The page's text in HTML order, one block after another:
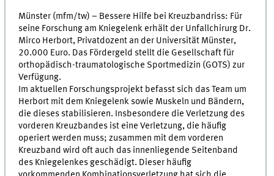
Münster (mfm/tw) – Bessere Hilfe bei Kreuzbandriss: Für
seine Forschung am Kniegelenk erhält der Unfallchirurg Dr.
Mirco Herbort, Privatdozent an der Universität Münster,
20.000 Euro. Das Fördergeld stellt die Gesellschaft für
orthopädisch-traumatologische Sportmedizin (GOTS) zur
Verfügung.
Im aktuellen Forschungsprojekt befasst sich das Team um
Herbort mit dem Kniegelenk sowie Muskeln und Bändern,
die dieses stabilisieren. Insbesondere die Verletzung des
vorderen Kreuzbandes ist eine Verletzung, die häufig
operiert werden muss; zusammen mit dem vorderen
Kreuzband wird oft auch das innenliegende Seitenband
des Kniegelenkes geschädigt. Dieser häufig